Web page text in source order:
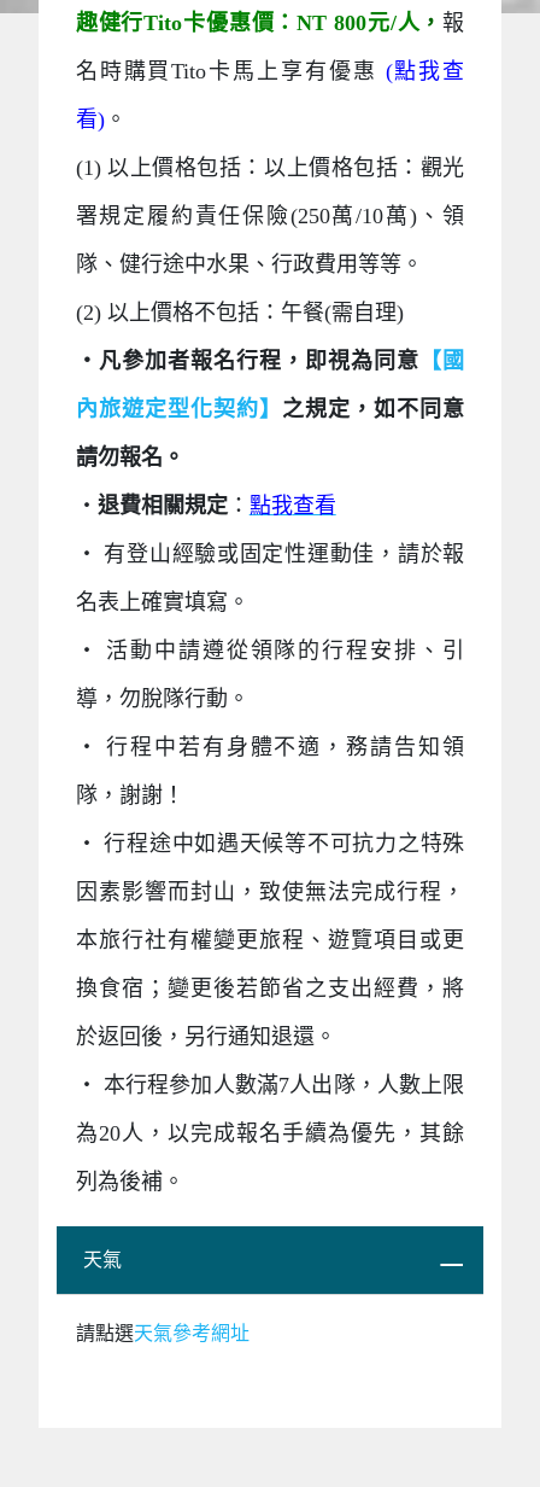
趣健行Tito卡優惠價：NT 800元/人，報
名時購買Tito卡馬上享有優惠 (點我查
看)。
(1) 以上價格包括：以上價格包括：觀光
署規定履約責任保險(250萬/10萬)、領
隊、健行途中水果、行政費用等等。
(2) 以上價格不包括：午餐(需自理)
‧ 凡參加者報名行程，即視為同意 【國
內旅遊定型化契約】 之規定，如不同意
請勿報名。
‧ 退費相關規定： 點我查看
‧ 有登山經驗或固定性運動佳，請於報
名表上確實填寫。
‧ 活動中請遵從領隊的行程安排、引
導，勿脫隊行動。
‧ 行程中若有身體不適，務請告知領
隊，謝謝！
‧ 行程途中如遇天候等不可抗力之特殊
因素影響而封山，致使無法完成行程，
本旅行社有權變更旅程、遊覽項目或更
換食宿；變更後若節省之支出經費，將
於返回後，另行通知退還。
‧ 本行程參加人數滿7人出隊，人數上限
為20人，以完成報名手續為優先，其餘
列為後補。
天氣
請點選天氣參考網址